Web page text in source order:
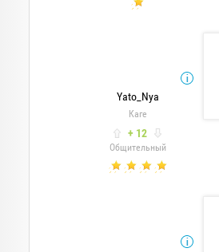
Yato_Nya
Каге
+ 12
Общительный